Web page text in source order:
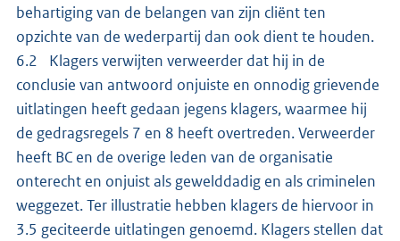
behartiging van de belangen van zijn cliënt ten
opzichte van de wederpartij dan ook dient te houden.
6.2 Klagers verwijten verweerder dat hij in de
conclusie van antwoord onjuiste en onnodig grievende
uitlatingen heeft gedaan jegens klagers, waarmee hij
de gedragsregels 7 en 8 heeft overtreden. Verweerder
heeft BC en de overige leden van de organisatie
onterecht en onjuist als gewelddadig en als criminelen
weggezet. Ter illustratie hebben klagers de hiervoor in
3.5 geciteerde uitlatingen genoemd. Klagers stellen dat